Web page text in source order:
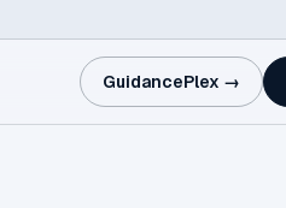
GuidancePlex →